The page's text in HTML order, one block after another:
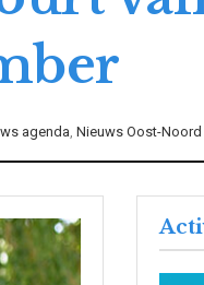
agenda, Nieuws Oost-Noord